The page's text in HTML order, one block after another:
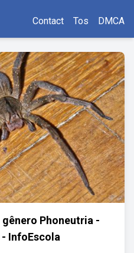
Contact Tos DMCA
Phoneutria -
InfoEscola